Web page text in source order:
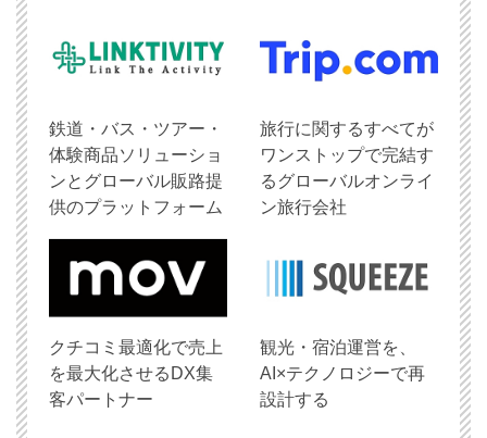
鉄道・バス・ツアー・
体験商品ソリューショ
ンとグローバル販路提
供のプラットフォーム
旅行に関するすべてが
ワンストップで完結す
るグローバルオンライ
ン旅行会社
クチコミ最適化で売上
を最大化させるDX集
客パートナー
観光・宿泊運営を、
AI×テクノロジーで再
設計する